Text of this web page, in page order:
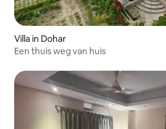
Villa in Dohar
Een thuis weg van huis